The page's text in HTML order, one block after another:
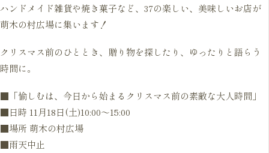
ハンドメイド雑貨や焼き菓子など、37の楽しい、美味しいお店が
萌木の村広場に集います！
クリスマス前のひととき、贈り物を探したり、ゆったりと語らう
時間に。
■「愉しむは、今日から始まるクリスマス前の素敵な大人時間」
■日時 11月18日(土)10:00～15:00
■場所 萌木の村広場
■雨天中止